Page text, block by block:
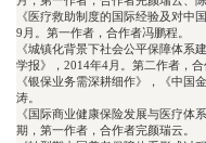
《医疗救助制度的国际经验及对中
9月。第一作者，合作者冯鹏程。
《城镇化背景下社会公平保障体系
学报》，2014年4月。第二作者，合
《银保业务需深耕细作》，《中国
涛。
《国际商业健康保险发展与医疗体
期，第一作者，合作者完颜瑞云。